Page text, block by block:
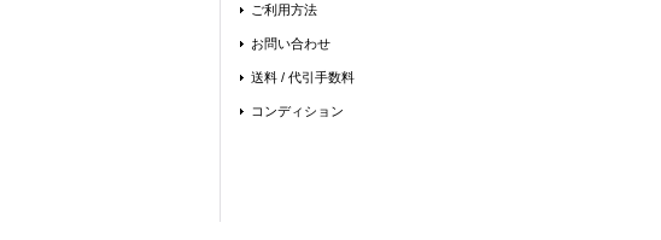
ご利用方法
お問い合わせ
送料 / 代引手数料
コンディション